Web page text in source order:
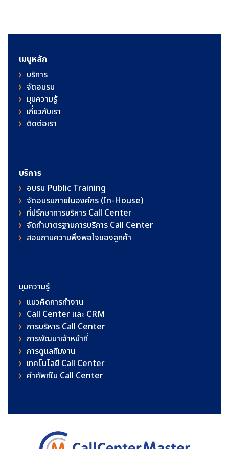
เมนูหลัก
บริการ
จัดอบรม
มุมความรู้
เกี่ยวกับเรา
ติดต่อเรา
บริการ
อบรม Public Training
จัดอบรมภายในองค์กร (In-House)
ที่ปรึกษาการบริหาร Call Center
จัดทำมาตรฐานการบริการ Call Center
สอบถามความพึงพอใจของลูกค้า
มุมความรู้
แนวคิดการทำงาน
Call Center และ CRM
การบริหาร Call Center
การพัฒนาเจ้าหน้าที่
การดูแลทีมงาน
เทคโนโลยี Call Center
คําศัพท์ใน Call Center